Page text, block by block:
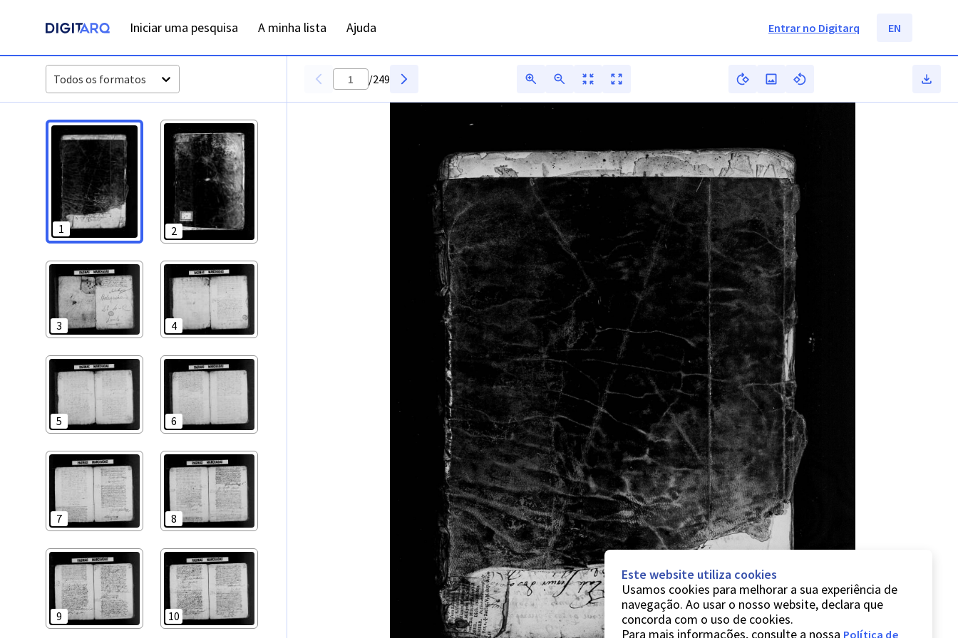
Iniciar uma pesquisa A minha lista Ajuda Entrar no Digitarq EN
Todos os formatos
1 2
3 4
5 6
7 8
9 10
/249
Este website utiliza cookies
Usamos cookies para melhorar a sua experiência de
navegação. Ao usar o nosso website, declara que
concorda com o uso de cookies.
Para mais informações, consulte a nossa Política de